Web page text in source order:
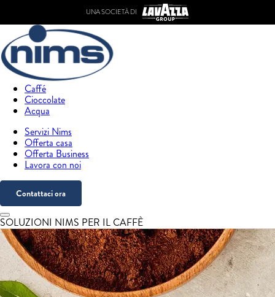
UNA SOCIETÀ DI
Caffé
Cioccolate
Acqua
Servizi Nims
Offerta casa
Offerta Business
Lavora con noi
Contattaci ora
SOLUZIONI NIMS PER IL CAFFÈ